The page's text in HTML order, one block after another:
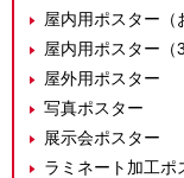
屋内用ポスター（
屋内用ポスター（
屋外用ポスター
写真ポスター
展示会ポスター
ラミネート加工ポ